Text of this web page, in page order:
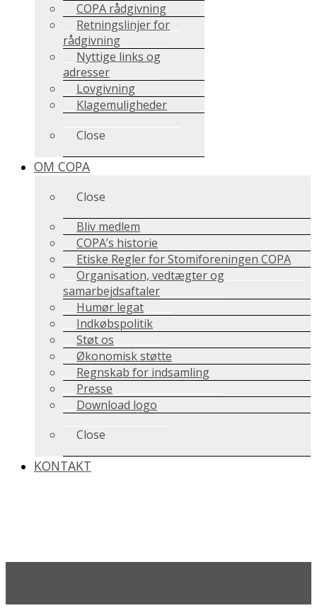
COPA rådgivning
Retningslinjer for
rådgivning
Nyttige links og
adresser
Lovgivning
Klagemuligheder
Close
OM COPA
Close
Bliv medlem
COPA’s historie
Etiske Regler for Stomiforeningen COPA
Organisation, vedtægter og
samarbejdsaftaler
Humør legat
Indkøbspolitik
Støt os
Økonomisk støtte
Regnskab for indsamling
Presse
Download logo
Close
KONTAKT